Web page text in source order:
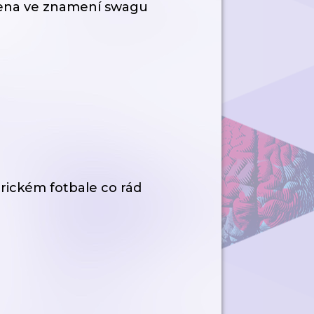
ve znamení swagu
fotbale co rád